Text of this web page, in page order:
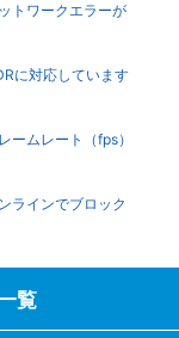
トワークエラーが
に対応しています
ームレート（fps）
ラインでブロック
覧